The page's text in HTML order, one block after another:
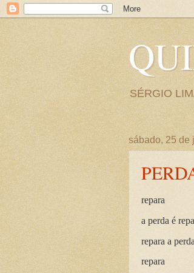
SÉRGIO
sábado, 25 de
repara
a perda é
repara a perda
repara